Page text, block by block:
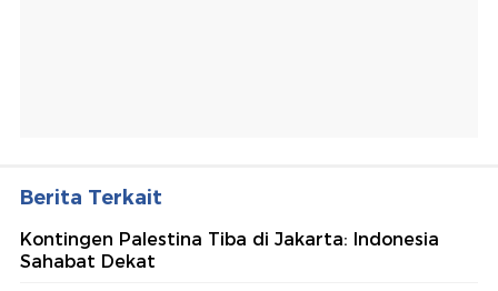
Berita Terkait
Kontingen Palestina Tiba di Jakarta: Indonesia
Sahabat Dekat